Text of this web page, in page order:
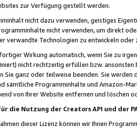
zur Verfügung gestellt werden.
nicht dazu verwenden, geistiges
nicht verwenden, um direkt
verwandte Technologien zu entwickeln
Wirkung automatisch, wenn Sie zu
nicht rechtzeitig erfüllen bzw. ansonsten
Sie ganz oder teilweise beenden. Sie werden
sämtliche Programminhalte und Amazon-
von Ihrer Website entfernen und löschen
die Nutzung der Creators API und der
dieser Lizenz können wir Ihnen